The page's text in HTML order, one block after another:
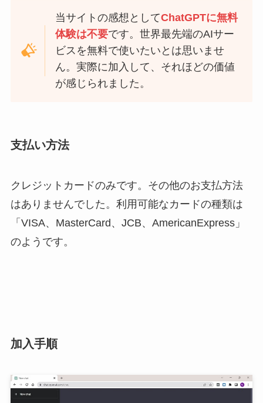
当サイトの感想としてChatGPTに無料
体験は不要です。世界最先端のAIサー
ビスを無料で使いたいとは思いませ
ん。実際に加入して、それほどの価値
が感じられました。
支払い方法
クレジットカードのみです。その他のお支払方法
はありませんでした。利用可能なカードの種類は
「VISA、MasterCard、JCB、AmericanExpress」
のようです。
加入手順